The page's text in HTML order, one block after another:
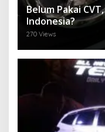
Belum Pakai
Indonesia?
270 Views